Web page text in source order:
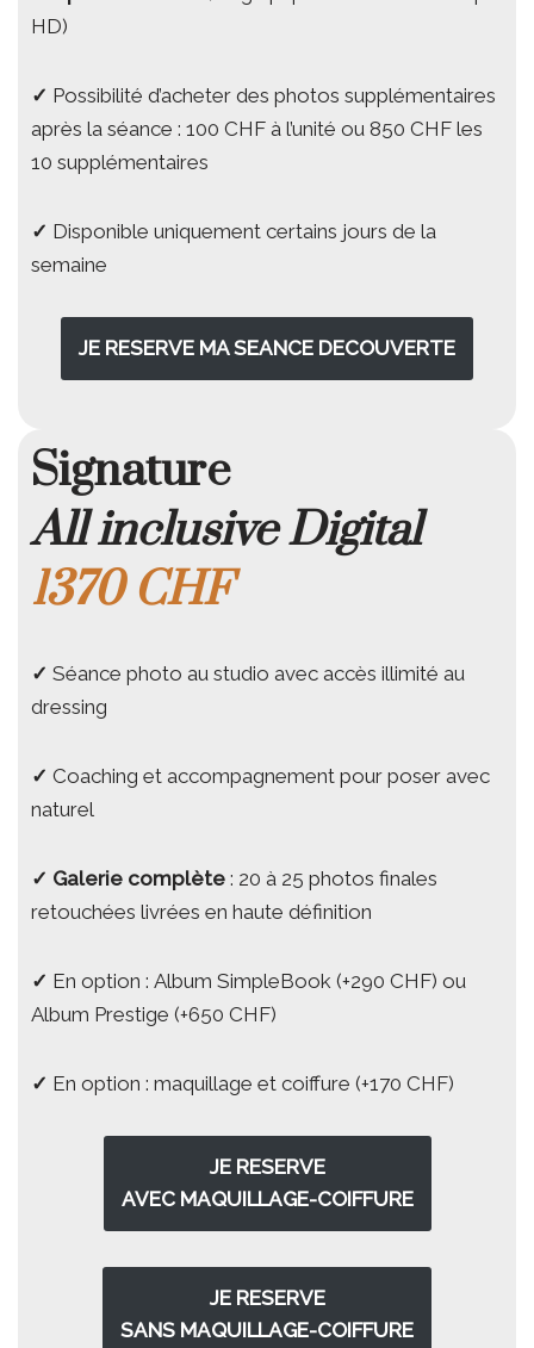
HD)
✓ Possibilité d’acheter des photos supplémentaires
après la séance : 100 CHF à l’unité ou 850 CHF les
10 supplémentaires
✓ Disponible uniquement certains jours de la
semaine
JE RESERVE MA SEANCE DECOUVERTE
Signature
All inclusive Digital
1370 CHF
✓ Séance photo au studio avec accès illimité au
dressing
✓ Coaching et accompagnement pour poser avec
naturel
✓ Galerie complète: 20 à 25 photos finales
retouchées livrées en haute définition
✓ En option : Album SimpleBook (+290 CHF) ou
Album Prestige (+650 CHF)
✓ En option : maquillage et coiffure (+170 CHF)
JE RESERVE
AVECMAQUILLAGE-COIFFURE
JE RESERVE
SANS MAQUILLAGE-COIFFURE